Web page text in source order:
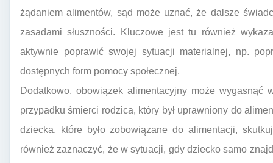
żądaniem alimentów, sąd może uznać, że dalsze
zasadami słuszności. Kluczowe jest tu również
aktywnie poprawić swojej sytuacji materialnej, np.
dostępnych form pomocy społecznej.
Dodatkowo, obowiązek alimentacyjny może wygasnąć
przypadku śmierci rodzica, który był uprawniony do
dziecka, które było zobowiązane do alimentacji,
również zaznaczyć, że w sytuacji, gdy dziecko samo